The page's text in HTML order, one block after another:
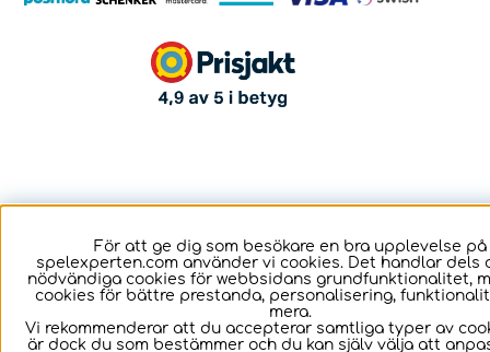
För att ge dig som besökare en bra upplevelse på
spelexperten.com använder vi cookies. Det handlar dels
nödvändiga cookies för webbsidans grundfunktionalitet,
cookies för bättre prestanda, personalisering,
mera.
Vi rekommenderar att du accepterar samtliga typer av
är dock du som bestämmer och du kan själv välja att